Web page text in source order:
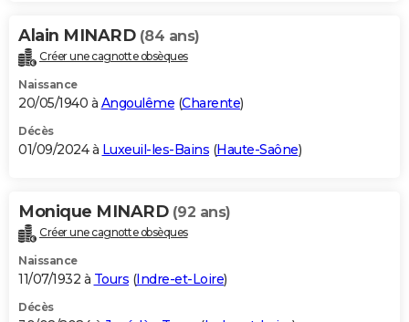
Alain MINARD (84 ans)
Créer une cagnotte obsèques
Naissance
20/05/1940 à Angoulême (Charente)
Décès
01/09/2024 à Luxeuil-les-Bains (Haute-Saône)
Monique MINARD (92 ans)
Créer une cagnotte obsèques
Naissance
11/07/1932 à Tours (Indre-et-Loire)
Décès